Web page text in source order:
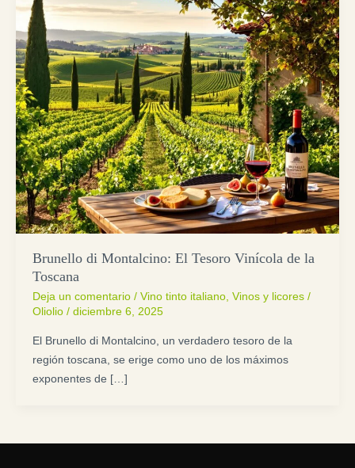
Brunello di Montalcino: El Tesoro Vinícola de la
Toscana
Deja un comentario / Vino tinto italiano, Vinos y licores/
Oliolio / diciembre 6, 2025
El Brunello di Montalcino, un verdadero tesoro de la
región toscana, se erige como uno de los máximos
exponentes de […]